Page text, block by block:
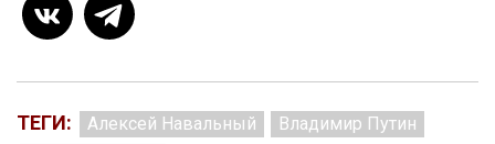
ТЕГИ: Алексей Навальный
Владимир Путин